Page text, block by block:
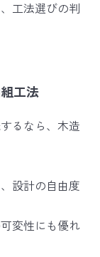
工法選びの判
工法
るなら、木造
設計の自由度
変性にも優れ